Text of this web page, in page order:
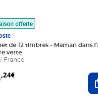
offerte
de 12 timbres - Maman dans
verte
France
,24€